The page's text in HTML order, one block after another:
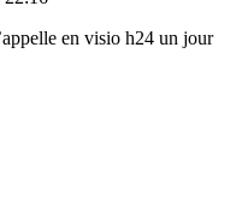
en visio h24 un jour